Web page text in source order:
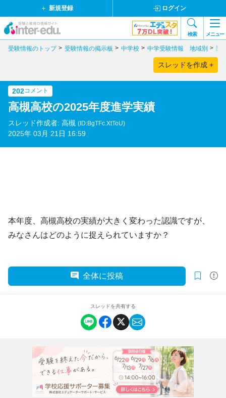
新規登録 ログイン
検索 メニュー
受験情報のトップ 受験情報の掲示板 中学校 中学受験情報 地域別 関
スレッドを作成 +
202コメント
高槻高校の2025年度進学実績
スレッド作成者: 高槻 (ID:BgTFc.XtToU)
2025年 03月 21日 16:59
本年度、高槻高校の実績が大きく変わった認識ですが、
みなさんはどのように捉えられていますか？
全体に投稿
スレッドを共有する